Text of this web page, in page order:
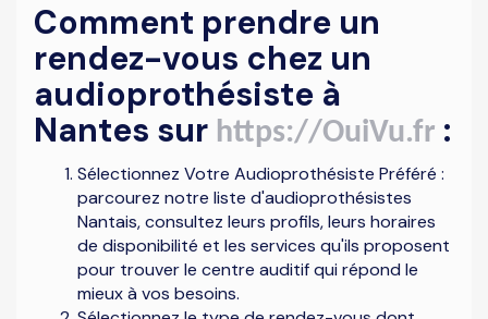
Comment prendre un
rendez-vous chez un
audioprothésiste à
Nantes sur https://OuiVu.fr :
Sélectionnez Votre Audioprothésiste Préféré :
parcourez notre liste d'audioprothésistes
Nantais, consultez leurs profils, leurs horaires
de disponibilité et les services qu'ils proposent
pour trouver le centre auditif qui répond le
mieux à vos besoins.